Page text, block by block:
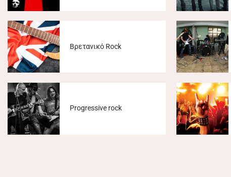
Βρετανικό Rock
Progressive rock